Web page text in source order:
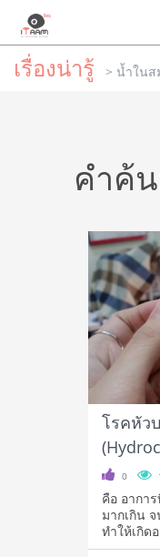
เรื่องน่ารู้ > น้ำในส
คำค้
โรคหัว
0
คือ อากา
มากเกิน
ทำให้เกิด
ตามมา โ